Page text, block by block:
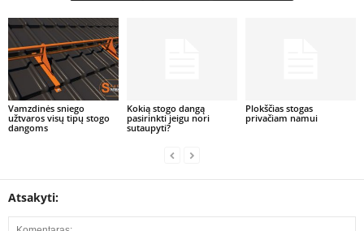
Vamzdinės sniego
užtvaros visų tipų stogo
dangoms
Kokią stogo dangą
pasirinkti jeigu nori
sutaupyti?
Plokščias stogas
privačiam namui
Atsakyti: